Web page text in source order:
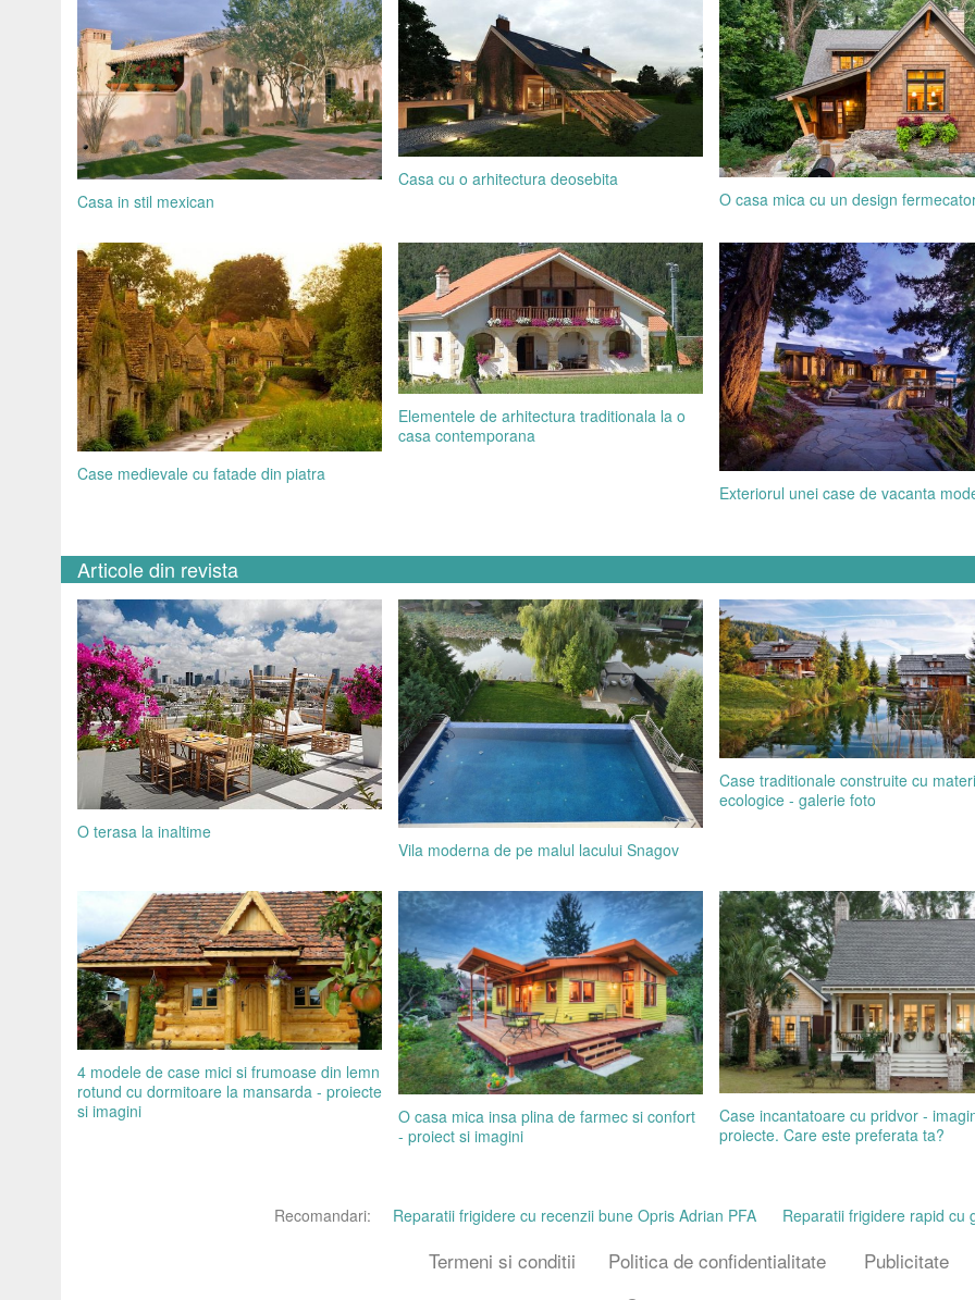
Casa in stil mexican
Casa cu o arhitectura deosebita
O casa mica cu un design
Case medievale cu fatade din piatra
Elementele de arhitectura traditionala la o
casa contemporana
Exteriorul unei case de vacanta
Articole din revista
O terasa la inaltime
Vila moderna de pe malul lacului Snagov
Case traditionale construite cu
ecologice - galerie foto
4 modele de case mici si frumoase din lemn
rotund cu dormitoare la mansarda - proiecte
si imagini
O casa mica insa plina de farmec si confort
- proiect si imagini
Case incantatoare cu pridvor -
proiecte. Care este preferata ta?
Recomandari: Reparatii frigidere cu recenzii bune Opris Adrian PFA Reparatii frigidere rapid cu
Termeni si conditii Politica de confidentialitate Publicitate